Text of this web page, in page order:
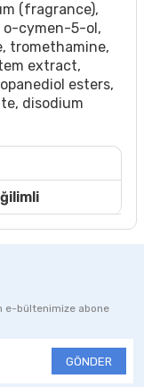
(fragrance),
o-cymen-5-ol,
tromethamine,
extract,
esters,
disodium
e-bültenimize abone
GÖNDER